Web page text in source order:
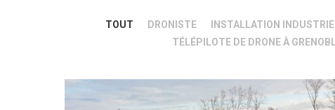
TOUT DRONISTE INSTALLATION
TÉLÉPILOTE DE DRONE À